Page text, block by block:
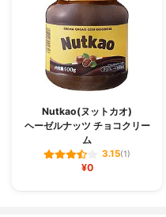
Nutkao(ヌットカオ)
ヘーゼルナッツ チョコクリー
ム
3.15(1)
¥0